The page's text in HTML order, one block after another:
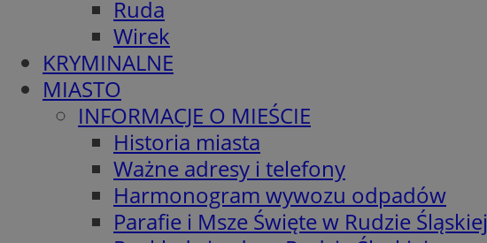
Ruda
Wirek
KRYMINALNE
MIASTO
INFORMACJE O MIEŚCIE
Historia miasta
Ważne adresy i telefony
Harmonogram wywozu odpadów
Parafie i Msze Święte w Rudzie Śląskiej